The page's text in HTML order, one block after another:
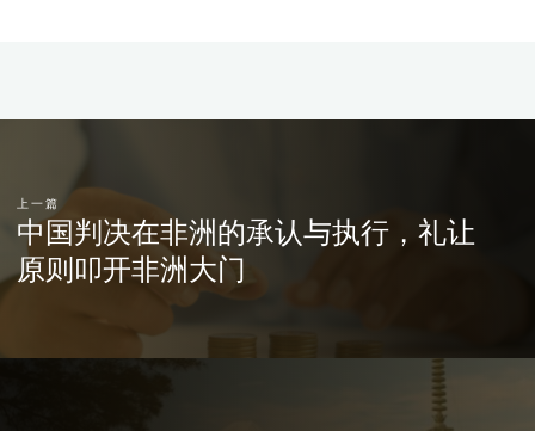
上一篇
中国判决在非洲的承认与执行，礼让
原则叩开非洲大门